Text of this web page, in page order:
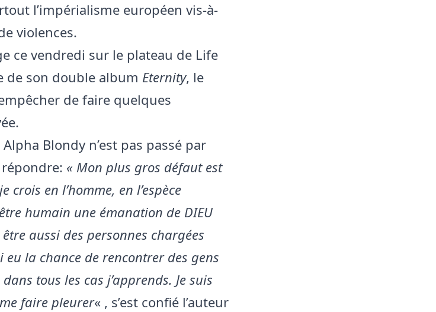
l’impérialisme européen vis-à-
violences.
ce vendredi sur le plateau de Life
de son double album Eternity, le
de faire quelques
Blondy n’est pas passé par
« Mon plus gros défaut est
en l’homme, en l’espèce
humain une émanation de DIEU
aussi des personnes chargées
eu la chance de rencontrer des gens
tous les cas j’apprends. Je suis
faire pleurer« , s’est confié l’auteur